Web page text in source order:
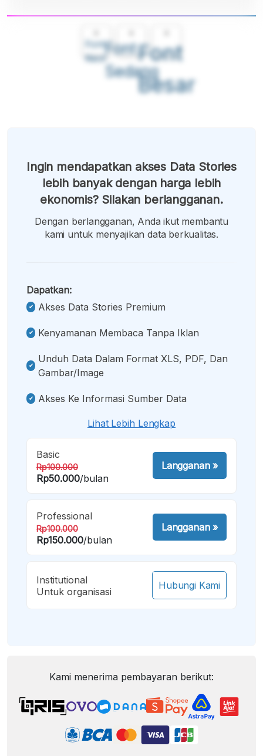
Font
Kecil
Font
Sedang
Font
Besar
Ingin mendapatkan akses Data Stories
lebih banyak dengan harga lebih
ekonomis? Silakan berlangganan.
Dengan berlangganan, Anda ikut membantu
kami untuk menyajikan data berkualitas.
Dapatkan:
Akses Data Stories Premium
Kenyamanan Membaca Tanpa Iklan
Unduh Data Dalam Format XLS, PDF, Dan
Gambar/image
Akses Ke Informasi Sumber Data
Lihat Lebih Lengkap
Basic
Rp100.000
Rp50.000/bulan
Langganan»
Professional
Rp100.000
Rp150.000/bulan
Langganan»
Institutional
Untuk organisasi
Hubungi Kami
Kami menerima pembayaran berikut: